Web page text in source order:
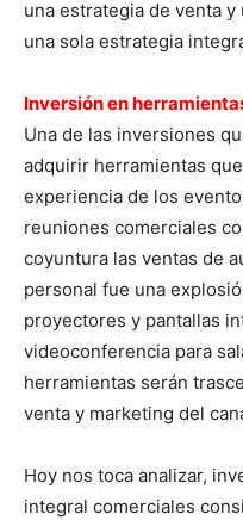
una estrategia de venta
una sola estrategia
Inversión en
Una de las inversiones
adquirir herramientas
experiencia de los
reuniones comerciales
coyuntura las ventas de
personal fue una
proyectores y pantallas
videoconferencia para
herramientas serán
venta y marketing del
Hoy nos toca analizar,
integral comerciales